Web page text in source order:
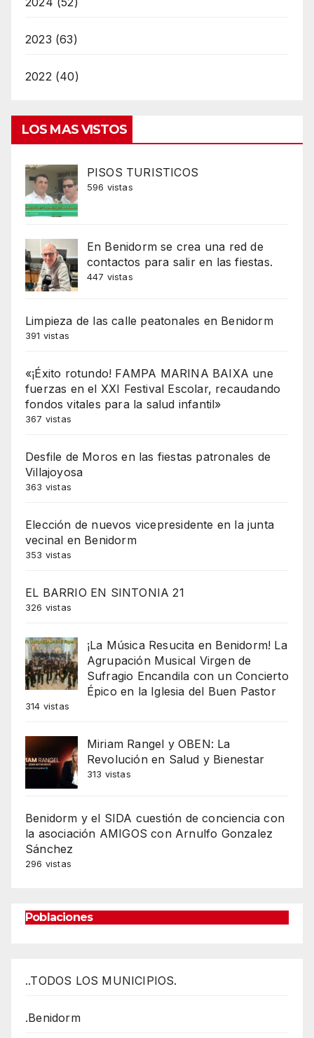
2023 (63)
2022 (40)
LOS MAS VISTOS
PISOS TURISTICOS
596 vistas
En Benidorm se crea una red de
contactos para salir en las fiestas.
447 vistas
Limpieza de las calle peatonales en Benidorm
391 vistas
«¡Éxito rotundo! FAMPA MARINA BAIXA une
fuerzas en el XXI Festival Escolar, recaudando
fondos vitales para la salud infantil»
367 vistas
Desfile de Moros en las fiestas patronales de
Villajoyosa
363 vistas
Elección de nuevos vicepresidente en la junta
vecinal en Benidorm
353 vistas
EL BARRIO EN SINTONIA 21
326 vistas
¡La Música Resucita en Benidorm! La
Agrupación Musical Virgen de
Sufragio Encandila con un Concierto
Épico en la Iglesia del Buen Pastor
314 vistas
Miriam Rangel y OBEN: La
Revolución en Salud y Bienestar
313 vistas
Benidorm y el SIDA cuestión de conciencia con
la asociación AMIGOS con Arnulfo Gonzalez
Sánchez
296 vistas
Poblaciones
..TODOS LOS MUNICIPIOS.
.Benidorm